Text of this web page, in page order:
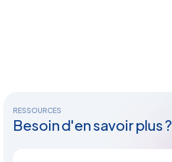
RESSOURCES
Besoin d'en savoir plus ?